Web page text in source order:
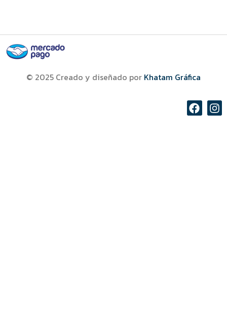
© 2025 Creado y diseñado por Khatam Gráfica